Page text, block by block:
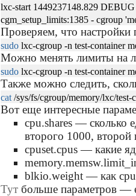
lxc-start 1449237148.829 DEBUG
cgm_setup_limits:1385 - cgroup
Проверяем, что настройки
sudo lxc-cgroup -n test-container
Можно менять лимиты на
sudo lxc-cgroup -n test-container
Также можно следить,
cat /sys/fs/cgroup/memory/lxc/test-
Вот еще интересные
cpu.shares — сколько
второго 1000, второй
cpuset.cpus — какие
blkio.weight — как
Тут больше параметров —